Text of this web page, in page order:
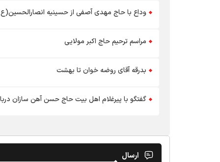
وداع با حاج مهدی آصفی از حسینیه
مراسم ترحیم حاج اکبر مولایی
بدرقه آقای روضه خوان تا بهشت
گفتگو با پیرغلام اهل بیت حاج حسن آهن سازان
ارسال